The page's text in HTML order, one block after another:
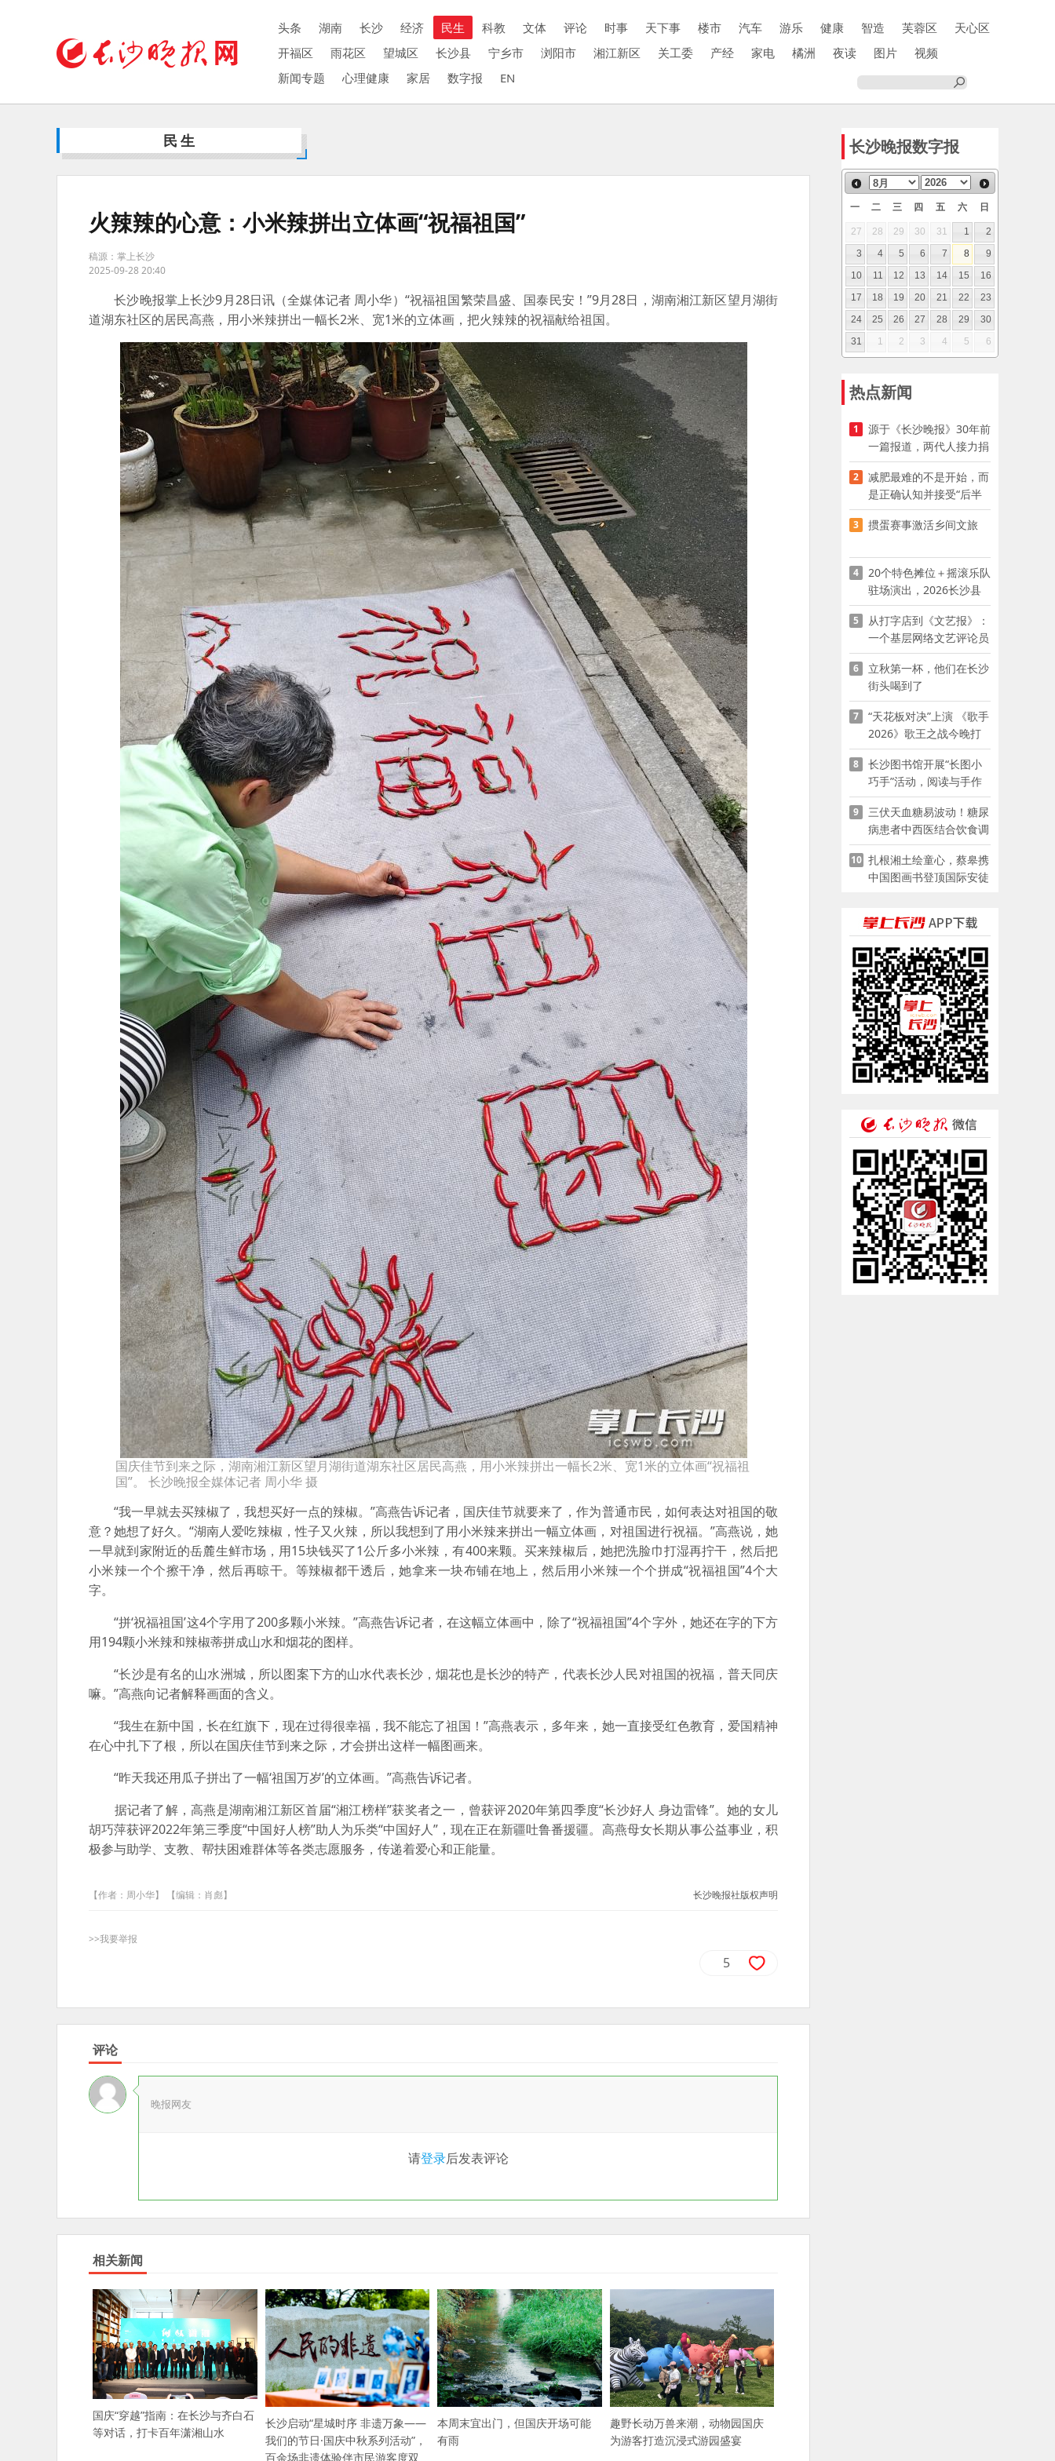
头条 湖南 长沙 经济 民生 科教 文体 评论 时事 天下事 楼市 汽车 游乐 健康 智造 芙蓉区
天心区
开福区
雨花区 望城区 长沙县 宁乡市 浏阳市 湘江新区 关工委 产经 家电 橘洲 夜读 图片
视频
新闻专题
心理健康 家居 数字报 EN
民生
火辣辣的心意：小米辣拼出立体画“祝福祖国”
稿源：掌上长沙
2025-09-28 20:40
长沙晚报掌上长沙9月28日讯（全媒体记者 周小华）“祝福祖国繁荣昌盛、国泰民安！”9月28日，湖南湘江新区望月湖街
道湖东社区的居民高燕，用小米辣拼出一幅长2米、宽1米的立体画，把火辣辣的祝福献给祖国。
国庆佳节到来之际，湖南湘江新区望月湖街道湖东社区居民高燕，用小米辣拼出一幅长2米、宽1米的立体画“祝福祖
国”。 长沙晚报全媒体记者 周小华 摄
“我一早就去买辣椒了，我想买好一点的辣椒。”高燕告诉记者，国庆佳节就要来了，作为普通市民，如何表达对祖国的敬
意？她想了好久。“湖南人爱吃辣椒，性子又火辣，所以我想到了用小米辣来拼出一幅立体画，对祖国进行祝福。”高燕说，她
一早就到家附近的岳麓生鲜市场，用15块钱买了1公斤多小米辣，有400来颗。买来辣椒后，她把洗脸巾打湿再拧干，然后把
小米辣一个个擦干净，然后再晾干。等辣椒都干透后，她拿来一块布铺在地上，然后用小米辣一个个拼成“祝福祖国”4个大
字。
“拼‘祝福祖国’这4个字用了200多颗小米辣。”高燕告诉记者，在这幅立体画中，除了“祝福祖国”4个字外，她还在字的下方
用194颗小米辣和辣椒蒂拼成山水和烟花的图样。
“长沙是有名的山水洲城，所以图案下方的山水代表长沙，烟花也是长沙的特产，代表长沙人民对祖国的祝福，普天同庆
嘛。”高燕向记者解释画面的含义。
“我生在新中国，长在红旗下，现在过得很幸福，我不能忘了祖国！”高燕表示，多年来，她一直接受红色教育，爱国精神
在心中扎下了根，所以在国庆佳节到来之际，才会拼出这样一幅图画来。
“昨天我还用瓜子拼出了一幅‘祖国万岁’的立体画。”高燕告诉记者。
据记者了解，高燕是湖南湘江新区首届“湘江榜样”获奖者之一，曾获评2020年第四季度“长沙好人 身边雷锋”。她的女儿
胡巧萍获评2022年第三季度“中国好人榜”助人为乐类“中国好人”，现在正在新疆吐鲁番援疆。高燕母女长期从事公益事业，积
极参与助学、支教、帮扶困难群体等各类志愿服务，传递着爱心和正能量。
【作者：周小华】 【编辑：肖彪】 长沙晚报社版权声明
>>我要举报
5
评论
晚报网友
请登录后发表评论
相关新闻
国庆“穿越”指南：在长沙与齐白石
等对话，打卡百年潇湘山水
长沙启动“星城时序 非遗万象——
我们的节日·国庆中秋系列活动”，
百余场非遗体验伴市民游客度双
本周末宜出门，但国庆开场可能
有雨
趣野长动万兽来潮，动物园国庆
为游客打造沉浸式游园盛宴
长沙晚报数字报
一 二 三 四 五 六 日
27 28 29 30 31 1
2
3
4 5 6 7 8
9
10
11 12 13 14 15
16
17
18 19 20 21 22
23
24
25 26 27 28 29
30
31
1 2 3 4 5 6
热点新闻
1
源于《长沙晚报》30年前
一篇报道，两代人接力捐
资助学
2
减肥最难的不是开始，而
是正确认知并接受“后半
程”
3 掼蛋赛事激活乡间文旅
4
20个特色摊位＋摇滚乐队
驻场演出，2026长沙县
夜市嘉年华启幕
5
从打字店到《文艺报》：
一个基层网络文艺评论员
的突围
6
立秋第一杯，他们在长沙
街头喝到了
7
“天花板对决”上演 《歌手
2026》歌王之战今晚打
响
8
长沙图书馆开展“长图小
巧手”活动，阅读与手作
赋能少儿暑期成长
9
三伏天血糖易波动！糖尿
病患者中西医结合饮食调
养指南
10 扎根湘土绘童心，蔡皋携
中国图画书登顶国际安徒